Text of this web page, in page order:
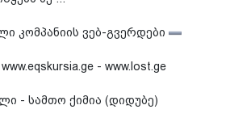
კომპანიის ვებ-გვერდები
- www.lost.ge
- სამთო ქიმია (დიდუბე)